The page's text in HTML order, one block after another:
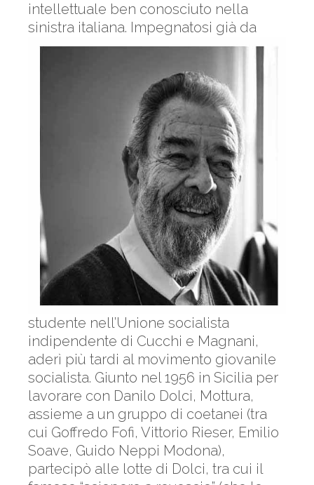
intellettuale ben conosciuto nella
sinistra italiana. Impegnatosi già da
studente nell’Unione socialista
indipendente di Cucchi e Magnani,
aderì più tardi al movimento giovanile
socialista. Giunto nel 1956 in Sicilia per
lavorare con Danilo Dolci, Mottura,
assieme a un gruppo di coetanei (tra
cui Goffredo Fofi, Vittorio Rieser, Emilio
Soave, Guido Neppi Modona),
partecipò alle lotte di Dolci, tra cui il